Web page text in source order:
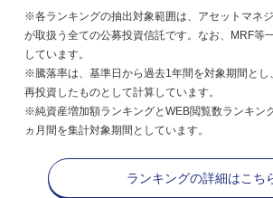
※各ランキングの抽出対象範囲は、アセットマネ
が取扱う全ての公募投資信託です。なお、MRF等
しています。
※騰落率は、基準日から過去1年間を対象期間とし
再投資したものとして計算しています。
※純資産増加額ランキングとWEB閲覧数ランキン
ヵ月間を集計対象期間としています。
ランキングの詳細はこち